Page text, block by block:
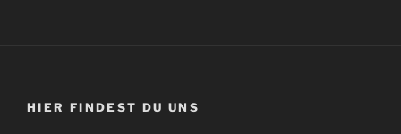
HIER FINDEST DU UNS